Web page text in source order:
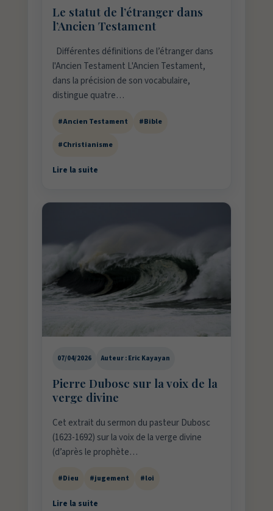
Le statut de l’étranger dans
l’Ancien Testament
Différentes définitions de l’étranger dans
l'Ancien Testament L'Ancien Testament,
dans la précision de son vocabulaire,
distingue quatre…
#Ancien Testament #Bible
#Christianisme
Lire la suite
07/04/2026 Auteur : Eric Kayayan
Pierre Dubosc sur la voix de la
verge divine
Cet extrait du sermon du pasteur Dubosc
(1623-1692) sur la voix de la verge divine
(d’après le prophète…
#Dieu #jugement #loi
Lire la suite